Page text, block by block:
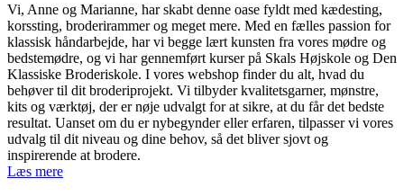
varianter.
Mulighederne
kan
vælges
på
varesiden
Vi, Anne og Marianne, har skabt denne oase fyldt med kædesting,
korssting, broderirammer og meget mere. Med en fælles passion for
klassisk håndarbejde, har vi begge lært kunsten fra vores mødre og
bedstemødre, og vi har gennemført kurser på Skals Højskole og Den
Klassiske Broderiskole. I vores webshop finder du alt, hvad du
behøver til dit broderiprojekt. Vi tilbyder kvalitetsgarner, mønstre,
kits og værktøj, der er nøje udvalgt for at sikre, at du får det bedste
resultat. Uanset om du er nybegynder eller erfaren, tilpasser vi vores
udvalg til dit niveau og dine behov, så det bliver sjovt og
inspirerende at brodere.
Læs mere